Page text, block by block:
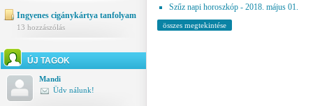
Ingyenes cigánykártya tanfolyam
13 hozzászólás
ÚJ TAGOK
Mandi
Üdv nálunk!
Szűz napi horoszkóp - 2018. május 01.
összes megtekintése